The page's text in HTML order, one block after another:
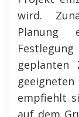
wird.
Planung
geplanten
empfiehlt
auf dem